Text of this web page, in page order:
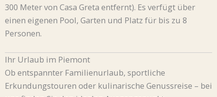
300 Meter von Casa Greta entfernt). Es verfügt über
einen eigenen Pool, Garten und Platz für bis zu 8
Personen.
Ihr Urlaub im Piemont
Ob entspannter Familienurlaub, sportliche
Erkundungstouren oder kulinarische Genussreise – bei